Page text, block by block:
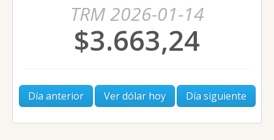
TRM 2026-01-14
$3.663,24
Día anterior Ver dólar hoy Día siguiente